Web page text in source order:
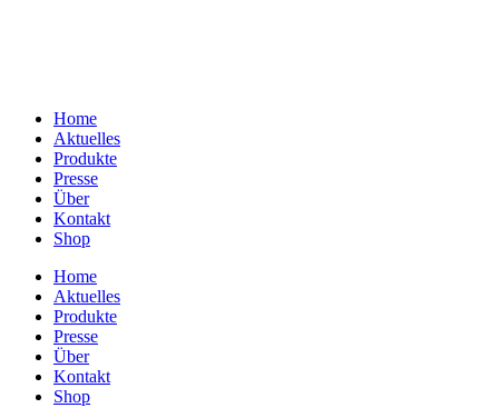
Home
Aktuelles
Produkte
Presse
Über
Kontakt
Shop
Home
Aktuelles
Produkte
Presse
Über
Kontakt
Shop